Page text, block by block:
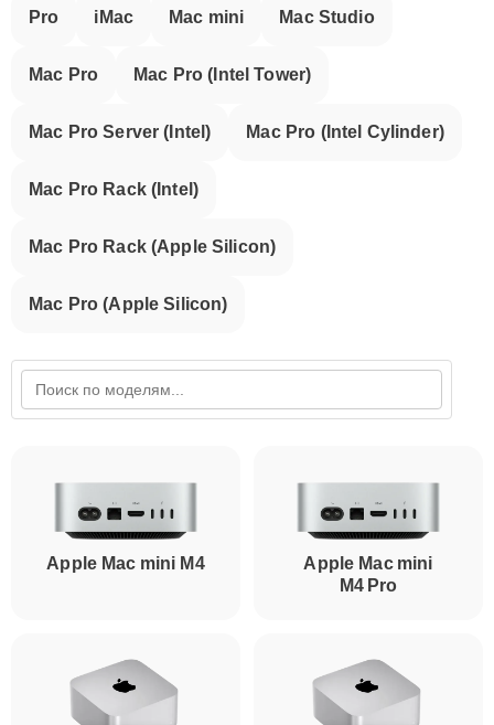
Pro iMac Mac mini Mac Studio
Mac Pro Mac Pro (Intel Tower)
Mac Pro Server (Intel) Mac Pro (Intel Cylinder)
Mac Pro Rack (Intel)
Mac Pro Rack (Apple Silicon)
Mac Pro (Apple Silicon)
Apple Mac mini M4
Apple Mac mini
M4 Pro